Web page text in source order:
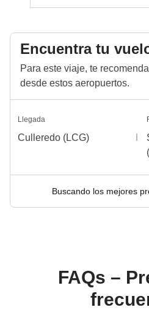
Encuentra tu
Para este viaje, te
desde estos aeropuertos.
Llegada
Culleredo (LCG)
Buscando los mejores
FAQs –